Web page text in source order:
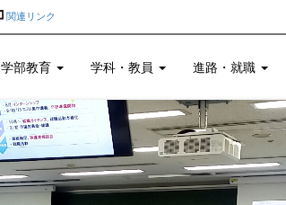
関連リンク
学部教育 学科・教員 進路・就職